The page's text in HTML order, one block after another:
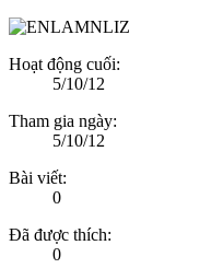
Hoạt động cuối:
5/10/12
Tham gia ngày:
5/10/12
Bài viết:
0
Đã được thích:
0